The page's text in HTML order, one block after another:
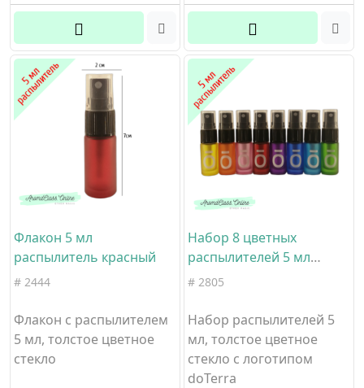
Флакон 5 мл
распылитель красный
# 2444
Флакон с распылителем
5 мл, толстое цветное
стекло
Набор 8 цветных
распылителей 5 мл
doTerra
# 2805
Набор распылителей 5
мл, толстое цветное
стекло с логотипом
doTerra